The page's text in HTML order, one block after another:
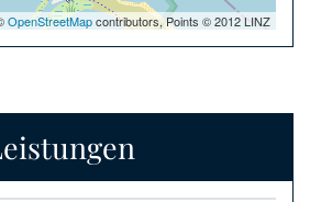
OpenStreetMapcontributors, Points © 2012 LINZ